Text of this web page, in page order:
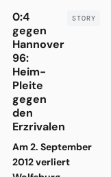
0:4
gegen
Hannover
96:
Heim-
Pleite
gegen
den
Erzrivalen
Am 2. September
2012 verliert